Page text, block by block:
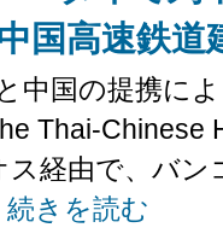
国高速鉄道
中国の提携に
Thai-Chinese
ス経由で、バン
続きを読む